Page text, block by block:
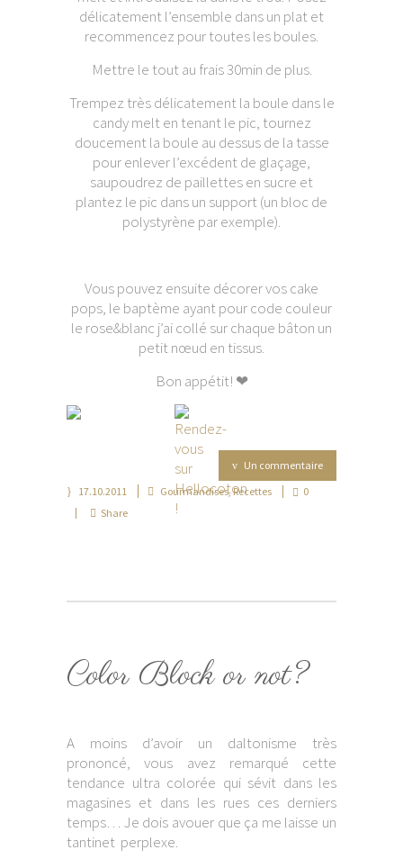
délicatement l’ensemble dans un plat et
recommencez pour toutes les boules.
Mettre le tout au frais 30min de plus.
Trempez très délicatement la boule dans le
candy melt en tenant le pic, tournez
doucement la boule au dessus de la tasse
pour enlever l’excédent de glaçage,
saupoudrez de paillettes en sucre et
plantez le pic dans un support (un bloc de
polystyrène par exemple).
Vous pouvez ensuite décorer vos cake
pops, le baptème ayant pour code couleur
le rose&blanc j’ai collé sur chaque bâton un
petit nœud en tissus.
Bon appétit! ❤
Un commentaire
17.10.2011
Gourmandises,Recettes
0
Share
Color Block or not?
A moins d’avoir un daltonisme très
prononcé, vous avez remarqué cette
tendance ultra colorée qui sévit dans les
magasines et dans les rues ces derniers
temps… Je dois avouer que ça me laisse un
tantinet perplexe.